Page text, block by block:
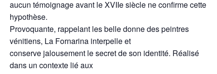
aucun témoignage avant le XVIIe siècle ne confirme cette
hypothèse.
Provoquante, rappelant les belle donne des peintres
vénitiens, La Fornarina interpelle et
conserve jalousement le secret de son identité. Réalisé
dans un contexte lié aux